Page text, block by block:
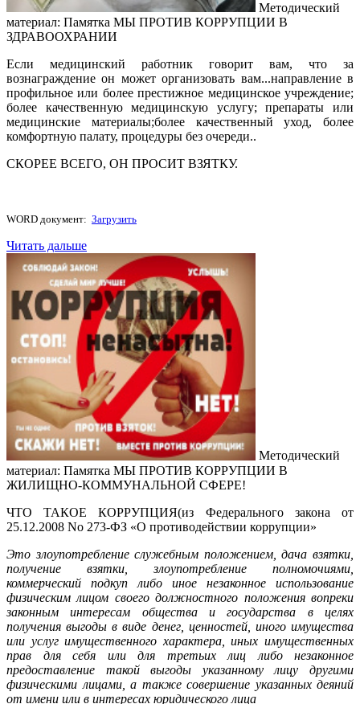
Методический
материал: Памятка МЫ ПРОТИВ КОРРУПЦИИ В
ЗДРАВООХРАНИИ
Если медицинский работник говорит вам, что за
вознаграждение он может организовать вам...направление в
профильное или более престижное медицинское учреждение;
более качественную медицинскую услугу; препараты или
медицинские материалы;более качественный уход, более
комфортную палату, процедуры без очереди..
СКОРЕЕ ВСЕГО, ОН ПРОСИТ ВЗЯТКУ.
WORD документ: Загрузить
Читать дальше
Методический
материал: Памятка МЫ ПРОТИВ КОРРУПЦИИ В
ЖИЛИЩНО-КОММУНАЛЬНОЙ СФЕРЕ!
ЧТО ТАКОЕ КОРРУПЦИЯ(из Федерального закона от
25.12.2008 No 273-ФЗ «О противодействии коррупции»
Это злоупотребление служебным положением, дача взятки,
получение взятки, злоупотребление полномочиями,
коммерческий подкуп либо иное незаконное использование
физическим лицом своего должностного положения вопреки
законным интересам общества и государства в целях
получения выгоды в виде денег, ценностей, иного имущества
или услуг имущественного характера, иных имущественных
прав для себя или для третьих лиц либо незаконное
предоставление такой выгоды указанному лицу другими
физическими лицами, а также совершение указанных деяний
от имени или в интересах юридического лица